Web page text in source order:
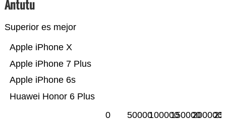
Antutu
Superior es mejor
Huawei Honor 6 Plus
Apple iPhone 6s
Apple iPhone 7 Plus
Apple iPhone X
0 50000100000150000200000